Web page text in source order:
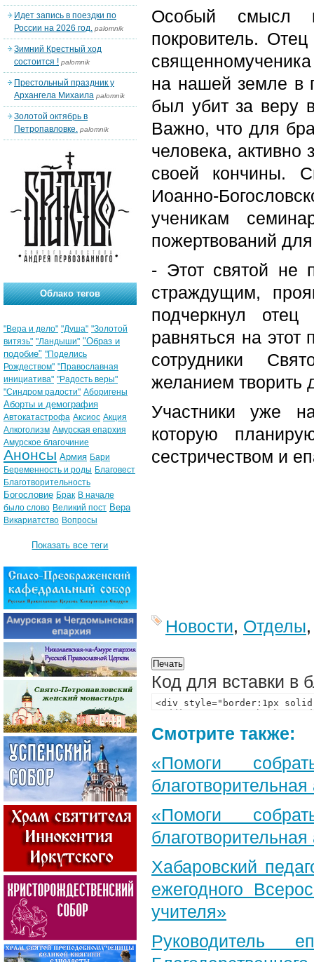
Особый смысл
покровитель.
на нашей земле в
был убит за веру
Важно, что для
человека,
своей кончины.
Иоанно-
ученикам
пожертвований
- Этот святой не
страждущим,
подчеркнул
равняться на
сотрудники
желанием творить
Участники уже
которую
сестричеством и
Новости, Отделы
Код для вставки в
Смотрите также:
«Помоги
«Помоги
Хабаровский
ежегодного
учителя»
Руководитель
Идет запись в поездки по
России на 2026 год. palomnik
Зимний Крестный ход
состоится ! palomnik
Престольный праздник у
Архангела Михаила palomnik
Золотой октябрь в
Петропавловке. palomnik
Облако тегов
"Вера и дело" "Душа" "Золотой
витязь" "Ландыши" "Образ и
подобие" "Поделись
Рождеством" "Православная
инициатива" "Радость веры"
"Синдром радости" Аборигены
Аборты и демография
Автокатастрофа Аксиос Акция
Алкоголизм Амурская епархия
Амурское благочиние
Анонсы Армия Бари
Беременность и роды Благовест
Благотворительность
Богословие Брак В начале
было слово Великий пост Вера
Викариатство Вопросы
Показать все теги